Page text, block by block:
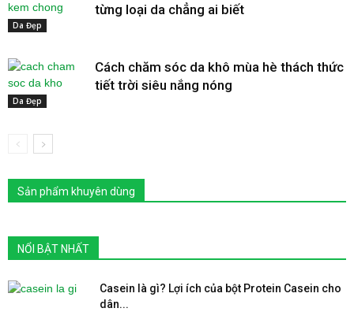
Da Đẹp
từng loại da chẳng ai biết
Da Đẹp
Cách chăm sóc da khô mùa hè thách thức
tiết trời siêu nắng nóng
Sản phẩm khuyên dùng
NỔI BẬT NHẤT
Casein là gì? Lợi ích của bột Protein Casein cho
dân...